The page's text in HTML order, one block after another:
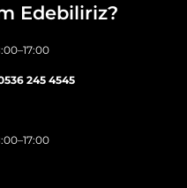
Edebiliriz?
245 4545